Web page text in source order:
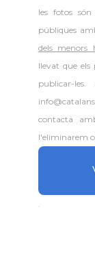
les fotos
públiques
dels menors
llevat que
publicar-
contacta
l'eliminarem